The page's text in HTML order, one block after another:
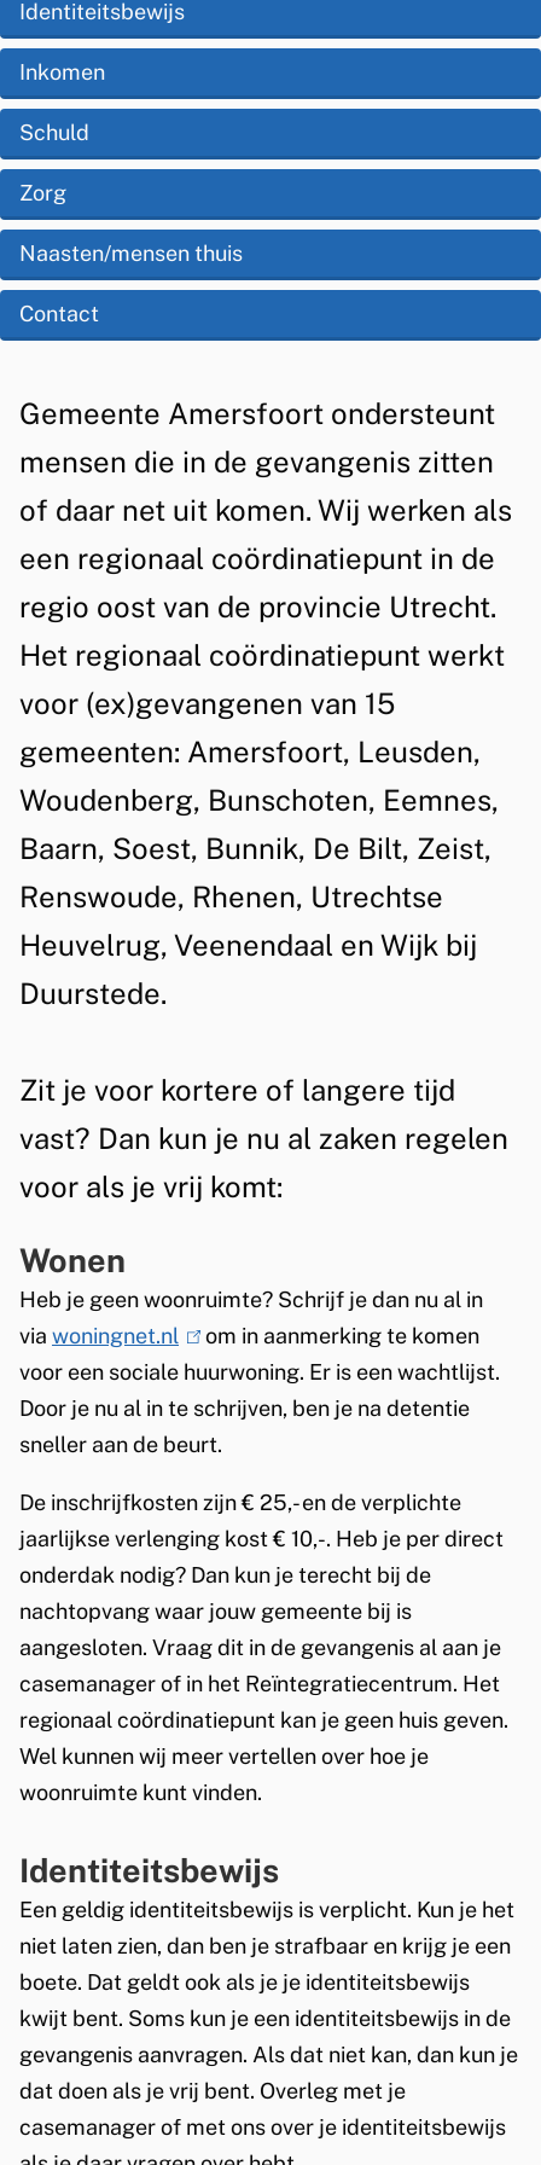
t
e
t
i
e
e
r
t
e
u
n
n
g
o
o
e
x
g
g
e
e
n
d
z
e
a
g
i
Identiteitsbewijs
Inkomen
Schuld
Zorg
Naasten/mensen thuis
Contact
A
m
Gemeente Amersfoort ondersteunt
mensen die in de gevangenis zitten
of daar net uit komen. Wij werken als
een regionaal coördinatiepunt in de
regio oost van de provincie Utrecht.
Het regionaal coördinatiepunt werkt
voor (ex)gevangenen van 15
gemeenten: Amersfoort, Leusden,
Woudenberg, Bunschoten, Eemnes,
Baarn, Soest, Bunnik, De Bilt, Zeist,
Renswoude, Rhenen, Utrechtse
Heuvelrug, Veenendaal en Wijk bij
Duurstede.
Zit je voor kortere of langere tijd
vast? Dan kun je nu al zaken regelen
voor als je vrij komt:
Wonen
Heb je geen woonruimte? Schrijf je dan nu al in
via woningnet.nl
i
n
i
s
e
x
t
e
r
n
)
om in aanmerking te komen
voor een sociale huurwoning. Er is een wachtlijst.
Door je nu al in te schrijven, ben je na detentie
sneller aan de beurt.
De inschrijfkosten zijn € 25,- en de verplichte
jaarlijkse verlenging kost € 10,-. Heb je per direct
onderdak nodig? Dan kun je terecht bij de
nachtopvang waar jouw gemeente bij is
aangesloten. Vraag dit in de gevangenis al aan je
casemanager of in het Reïntegratiecentrum. Het
regionaal coördinatiepunt kan je geen huis geven.
Wel kunnen wij meer vertellen over hoe je
woonruimte kunt vinden.
Identiteitsbewijs
Een geldig identiteitsbewijs is verplicht. Kun je het
niet laten zien, dan ben je strafbaar en krijg je een
boete. Dat geldt ook als je je identiteitsbewijs
kwijt bent. Soms kun je een identiteitsbewijs in de
gevangenis aanvragen. Als dat niet kan, dan kun je
dat doen als je vrij bent. Overleg met je
casemanager of met ons over je identiteitsbewijs